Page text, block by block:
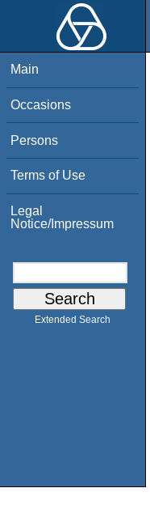
Main
Occasions
Persons
Terms of Use
Legal
Notice/Impressum
Extended Search